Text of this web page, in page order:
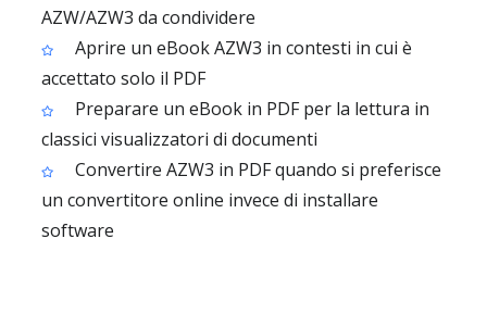
AZW/AZW3 da condividere
Aprire un eBook AZW3 in contesti in cui è
accettato solo il PDF
Preparare un eBook in PDF per la lettura in
classici visualizzatori di documenti
Convertire AZW3 in PDF quando si preferisce
un convertitore online invece di installare
software